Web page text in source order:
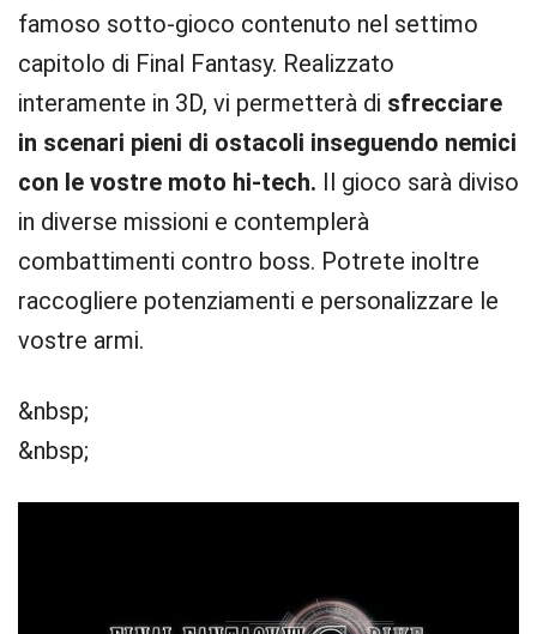
famoso sotto-gioco contenuto nel settimo
capitolo di Final Fantasy. Realizzato
interamente in 3D, vi permetterà di sfrecciare
in scenari pieni di ostacoli inseguendo nemici
con le vostre moto hi-tech. Il gioco sarà diviso
in diverse missioni e contemplerà
combattimenti contro boss. Potrete inoltre
raccogliere potenziamenti e personalizzare le
vostre armi.
&nbsp;
&nbsp;